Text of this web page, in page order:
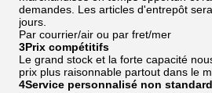
demandes. Les articles d'entrepôt
jours.
Par courrier/air ou par fret/mer
3Prix compétitifs
Le grand stock et la forte capacité
prix plus raisonnable partout dans le
4Service personnalisé non standard